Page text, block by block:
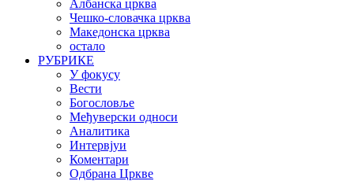
Албанска црква
Чешко-словачка црква
Македонска црква
остало
РУБРИКЕ
У фокусу
Вести
Богословље
Међуверски односи
Аналитика
Интервјуи
Коментари
Одбрана Цркве